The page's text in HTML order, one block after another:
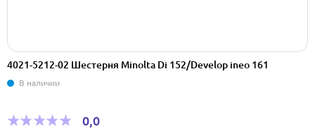
4021-5212-02 Шестерня Minolta Di 152/Develop ineo 161
В наличии
0,0